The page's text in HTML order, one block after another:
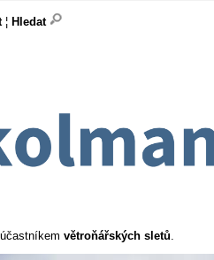
¦ Hledat
větroňářských sletů